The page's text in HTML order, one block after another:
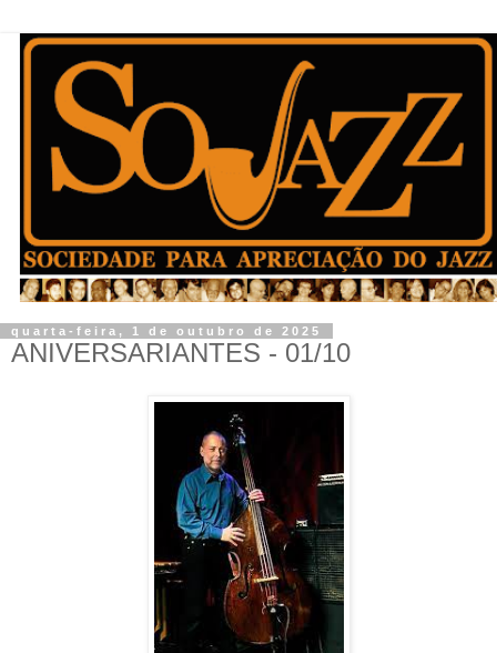
quarta-feira, 1 de outubro de 2025
ANIVERSARIANTES - 01/10